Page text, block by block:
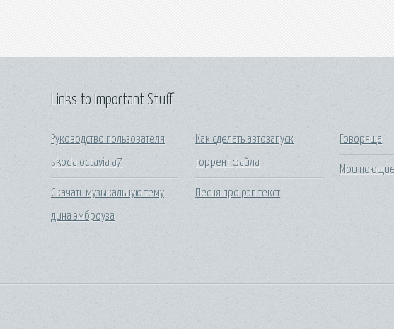
Links to Important Stuff
Руководство пользователя
skoda octavia a7
Скачать музыкальную тему
дина эмброуза
Как сделать автозапуск
торрент файла
Песня про рэп текст
Говоряща
Мои